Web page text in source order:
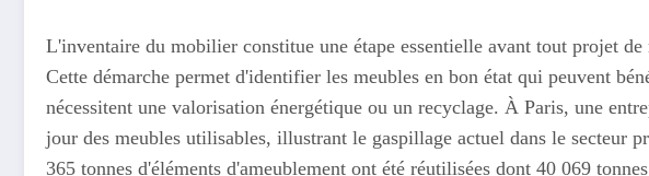
L'inventaire du mobilier constitue une étape essentielle avant tout projet de
Cette démarche permet d'identifier les meubles en bon état qui peuvent
nécessitent une valorisation énergétique ou un recyclage. À Paris, une
jour des meubles utilisables, illustrant le gaspillage actuel dans le secteur
365 tonnes d'éléments d'ameublement ont été réutilisées dont 40 069